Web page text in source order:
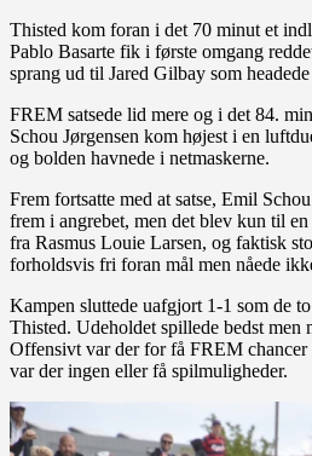
Thisted kom foran i det 70 minut et
Pablo Basarte fik i første omgang
sprang ud til Jared Gilbay som
FREM satsede lid mere og i det 84.
Schou Jørgensen kom højest i en
og bolden havnede i netmaskerne.
Frem fortsatte med at satse, Emil
frem i angrebet, men det blev kun til
fra Rasmus Louie Larsen, og faktisk
forholdsvis fri foran mål men nåede
Kampen sluttede uafgjort 1-1 som de
Thisted. Udeholdet spillede bedst men
Offensivt var der for få FREM chancer
var der ingen eller få spilmuligheder.